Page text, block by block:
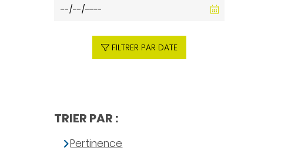
FILTRER PAR DATE
TRIER PAR :
Pertinence